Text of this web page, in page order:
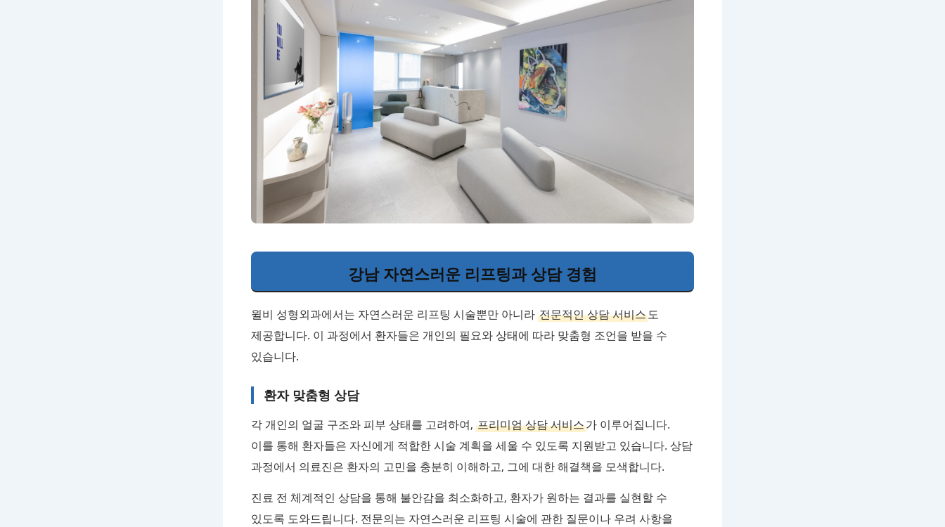
강남 자연스러운 리프팅과 상담 경험
윌비 성형외과에서는 자연스러운 리프팅 시술뿐만 아니라 전문적인 상담 서비스도
제공합니다. 이 과정에서 환자들은 개인의 필요와 상태에 따라 맞춤형 조언을 받을 수
있습니다.
환자 맞춤형 상담
각 개인의 얼굴 구조와 피부 상태를 고려하여, 프리미엄 상담 서비스가 이루어집니다.
이를 통해 환자들은 자신에게 적합한 시술 계획을 세울 수 있도록 지원받고 있습니다. 상담
과정에서 의료진은 환자의 고민을 충분히 이해하고, 그에 대한 해결책을 모색합니다.
진료 전 체계적인 상담을 통해 불안감을 최소화하고, 환자가 원하는 결과를 실현할 수
있도록 도와드립니다. 전문의는 자연스러운 리프팅 시술에 관한 질문이나 우려 사항을